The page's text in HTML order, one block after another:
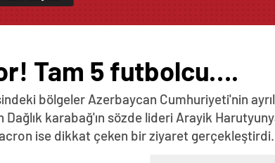
Tam 5 futbolcu….
bölgeler Azerbaycan Cumhuriyeti'nin
Dağlık karabağ'ın sözde lideri Arayik
ise dikkat çeken bir ziyaret gerçekleştirdi.